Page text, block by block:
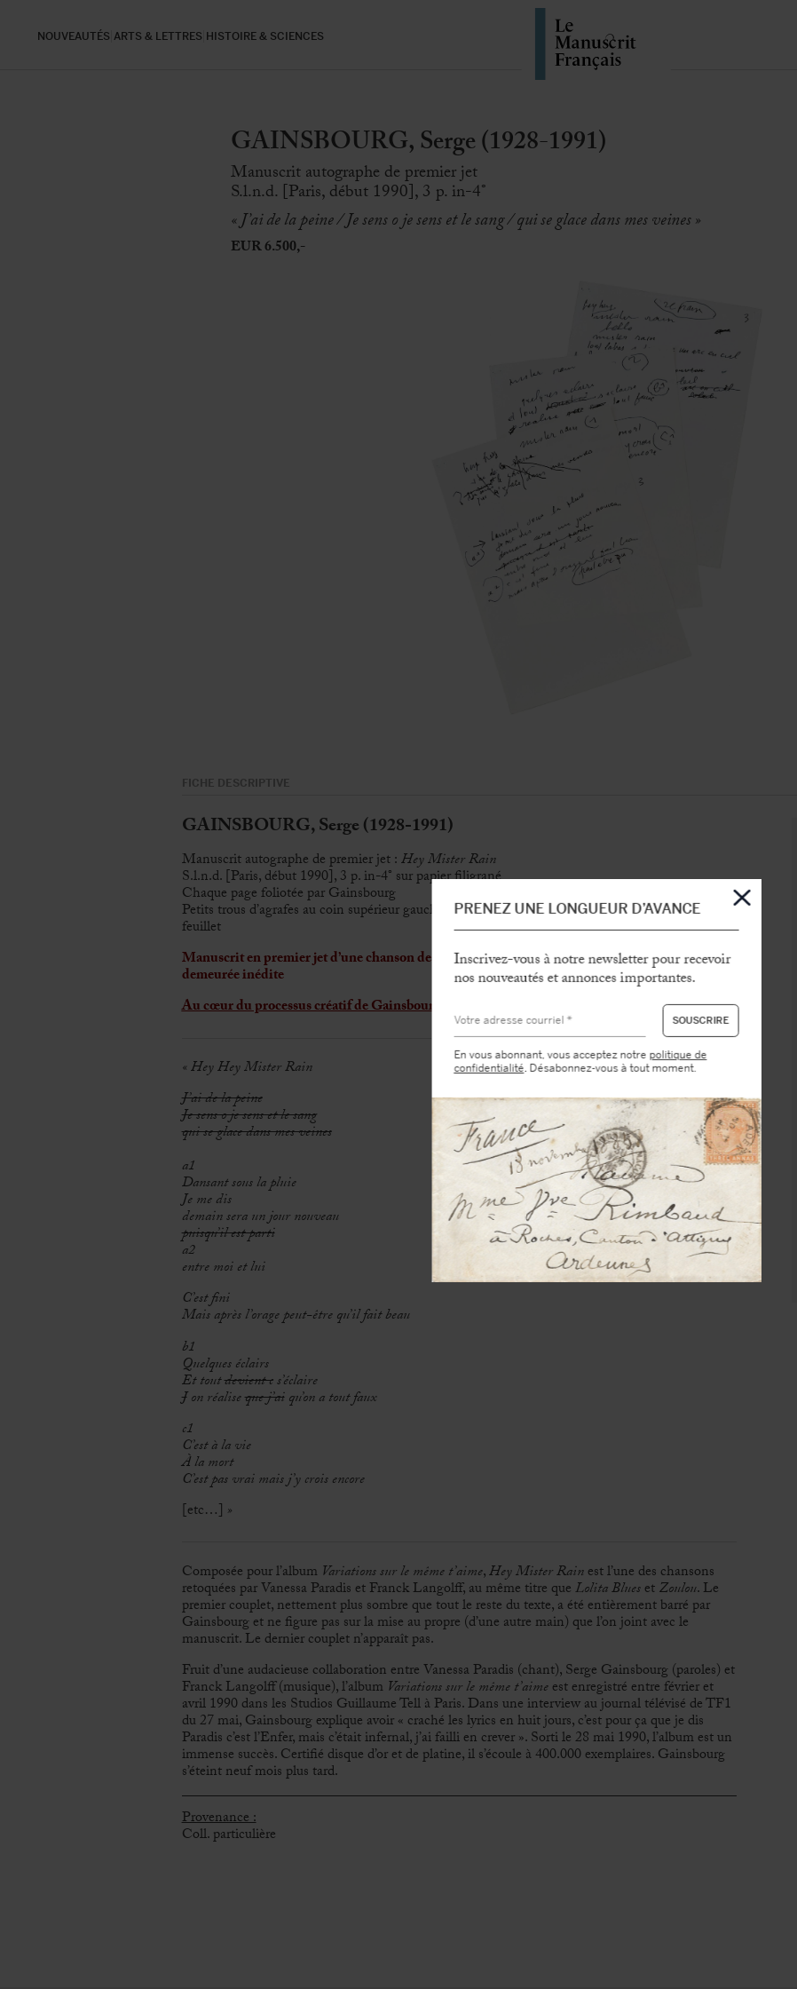
NOUVEAUTÉS ARTS & LETTRES HISTOIRE & SCIENCES
GAINSBOURG, Serge (1928-1991)
Manuscrit autographe de premier jet
S.l.n.d. [Paris, début 1990], 3 p. in-4°
« J’ai de la peine / Je sens o je sens et le sang / qui se glace dans mes veines »
EUR 6.500,-
FICHE DESCRIPTIVE
GAINSBOURG, Serge (1928-1991)
Manuscrit autographe de premier jet :Hey Mister Rain
S.l.n.d. [Paris, début 1990], 3 p. in-4° sur papier filigrané
Chaque page foliotée par Gainsbourg
Petits trous d’agrafes au coin supérieur gauche, légère brûlure de cigarette au verso du troisième
feuillet
Manuscrit en premier jet d’une chanson destinée à l’albumVariations sur le même t’aime,
demeurée inédite
Au cœur du processus créatif de Gainsbourg
« Hey Hey Mister Rain
J’ai de la peine
Je sens o je sens et le sang
qui se glace dans mes veines
a1
Dansant sous la pluie
Je me dis
demain sera un jour nouveau
puisqu’il est parti
a2
entre moi et lui
C’est fini
Mais après l’orage peut-être qu’il fait beau
b1
Quelques éclairs
Et toutdevient cs’éclaire
Jon réaliseque j’aiqu’on a tout faux
c1
C’est à la vie
À la mort
C’est pas vrai mais j’y crois encore
[etc…] »
Composée pour l’album Variations sur le même t’aime,Hey Mister Rainest l’une des chansons
retoquées par Vanessa Paradis et Franck Langolff, au même titre queLolita BluesetZoulou. Le
premier couplet, nettement plus sombre que tout le reste du texte, a été entièrement barré par
Gainsbourg et ne figure pas sur la mise au propre (d’une autre main) que l’on joint avec le
manuscrit. Le dernier couplet n’apparaît pas.
Fruit d’une audacieuse collaboration entre Vanessa Paradis (chant), Serge Gainsbourg (paroles) et
Franck Langolff (musique), l’album Variations sur le même t’aimeest enregistré entre février et
avril 1990 dans les Studios Guillaume Tell à Paris. Dans une interview au journal télévisé de TF1
du 27 mai, Gainsbourg explique avoir « craché les lyrics en huit jours, c’est pour ça que je dis
Paradis c’est l’Enfer, mais c’était infernal, j’ai failli en crever ». Sorti le 28 mai 1990, l’album est un
immense succès. Certifié disque d’or et de platine, il s’écoule à 400.000 exemplaires. Gainsbourg
s’éteint neuf mois plus tard.
Provenance :
Coll. particulière
PRENEZ UNE LONGUEUR D’AVANCE
Inscrivez-vous à notre newsletter pour recevoir
nos nouveautés et annonces importantes.
En vous abonnant, vous acceptez notre politique de
confidentialité. Désabonnez-vous à tout moment.